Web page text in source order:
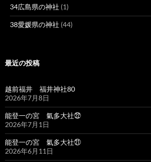
34広島県の神社 (1)
38愛媛県の神社 (44)
最近の投稿
越前福井 福井神社80
2026年7月8日
能登一の宮 氣多大社㉒
2026年7月1日
能登一の宮 氣多大社㉑
2026年6月11日